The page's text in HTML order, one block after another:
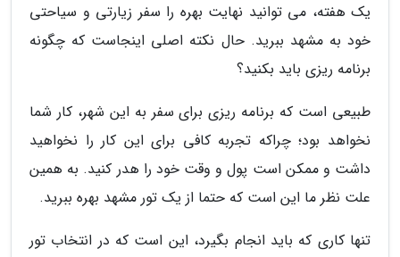
یک هفته، می توانید نهایت بهره را سفر زیارتی و سیاحتی
خود به مشهد ببرید. حال نکته اصلی اینجاست که چگونه
برنامه ریزی باید بکنید؟
طبیعی است که برنامه ریزی برای سفر به این شهر، کار شما
نخواهد بود؛ چراکه تجربه کافی برای این کار را نخواهید
داشت و ممکن است پول و وقت خود را هدر کنید. به همین
علت نظر ما این است که حتما از یک تور مشهد بهره ببرید.
تنها کاری که باید انجام بگیرد، این است که در انتخاب تور